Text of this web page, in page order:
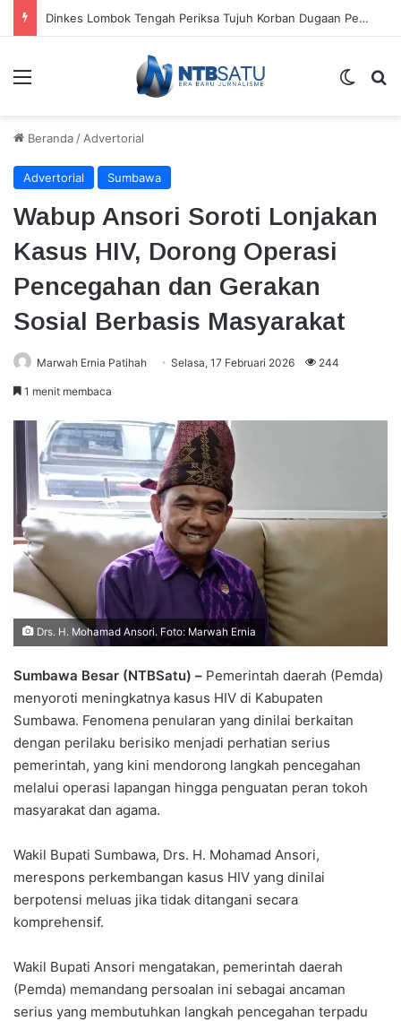
Pemkab Dorong Desa Jadikan Program Sumbawa Hijau Lestari sebagai Penggerak Ekonomi Warga
Menu
Beranda / Advertorial
Advertorial Sumbawa
Wabup Ansori Soroti Lonjakan
Kasus HIV, Dorong Operasi
Pencegahan dan Gerakan
Sosial Berbasis Masyarakat
Marwah Ernia Patihah Selasa, 17 Februari 2026 244
1 menit membaca
Drs. H. Mohamad Ansori. Foto: Marwah Ernia
Sumbawa Besar (NTBSatu) – Pemerintah daerah (Pemda)
menyoroti meningkatnya kasus HIV di Kabupaten
Sumbawa. Fenomena penularan yang dinilai berkaitan
dengan perilaku berisiko menjadi perhatian serius
pemerintah, yang kini mendorong langkah pencegahan
melalui operasi lapangan hingga penguatan peran tokoh
masyarakat dan agama.
Wakil Bupati Sumbawa, Drs. H. Mohamad Ansori,
merespons perkembangan kasus HIV yang dinilai
berpotensi meluas jika tidak ditangani secara
komprehensif.
Wakil Bupati Ansori mengatakan, pemerintah daerah
(Pemda) memandang persoalan ini sebagai ancaman
serius yang membutuhkan langkah pencegahan terpadu